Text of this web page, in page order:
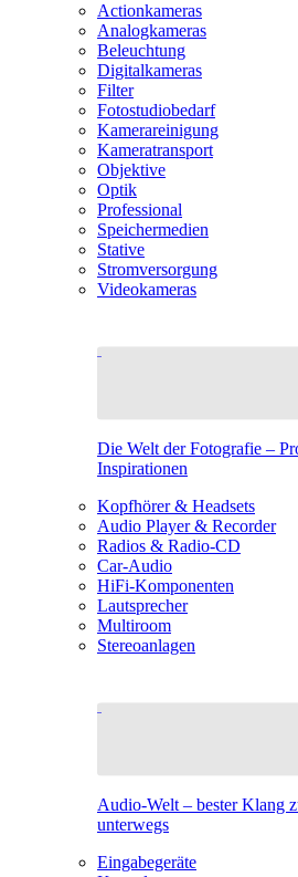
Actionkameras
Analogkameras
Beleuchtung
Digitalkameras
Filter
Fotostudiobedarf
Kamerareinigung
Kameratransport
Objektive
Optik
Professional
Speichermedien
Stative
Stromversorgung
Videokameras
Die Welt der Fotografie –
Inspirationen
Kopfhörer & Headsets
Audio Player & Recorder
Radios & Radio-CD
Car-Audio
HiFi-Komponenten
Lautsprecher
Multiroom
Stereoanlagen
Audio-Welt – bester Klang
unterwegs
Eingabegeräte